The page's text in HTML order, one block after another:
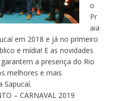
o
Pr
aia
em 2018 e já no primeiro
e mídia! E as novidades
a presença do Rio
melhores e mais
Sapucaí.
– CARNAVAL 2019